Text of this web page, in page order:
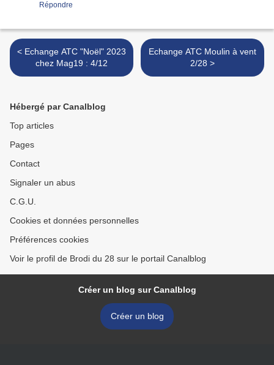
Répondre
< Echange ATC "Noël" 2023
chez Mag19 : 4/12
Echange ATC Moulin à vent
2/28 >
Hébergé par Canalblog
Top articles
Pages
Contact
Signaler un abus
C.G.U.
Cookies et données personnelles
Préférences cookies
Voir le profil de Brodi du 28 sur le portail Canalblog
Créer un blog sur Canalblog
Créer un blog